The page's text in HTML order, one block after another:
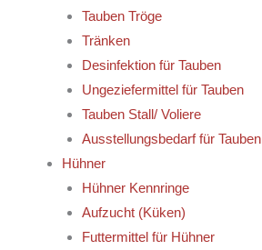
Tauben Tröge
Tränken
Desinfektion für Tauben
Ungeziefermittel für Tauben
Tauben Stall/ Voliere
Ausstellungsbedarf für Tauben
Hühner
Hühner Kennringe
Aufzucht (Küken)
Futtermittel für Hühner